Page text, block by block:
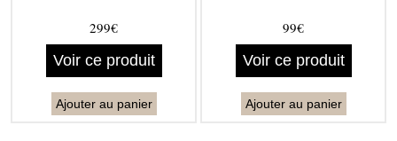
299€
Voir ce produit
Ajouter au panier
99€
Voir ce produit
Ajouter au panier